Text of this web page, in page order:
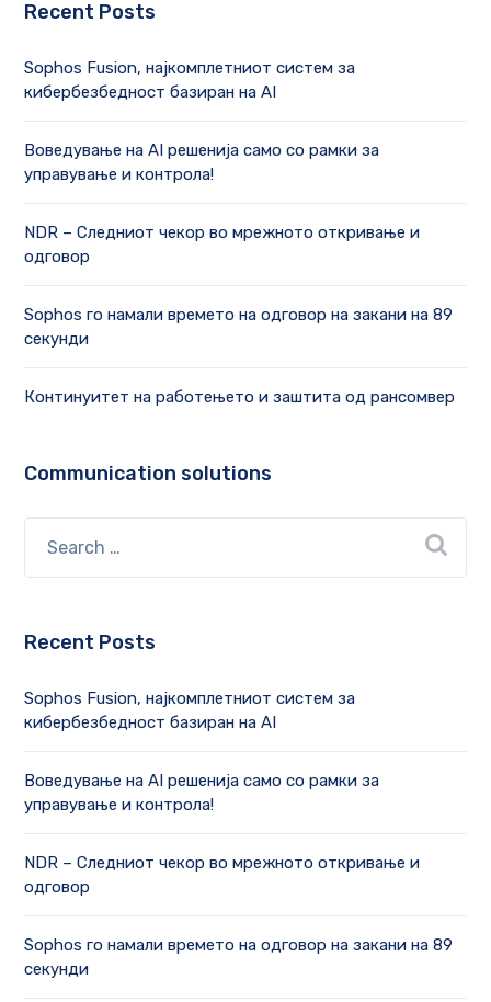
Recent Posts
Sophos Fusion, најкомплетниот систем за
кибербезбедност базиран на AI
Воведување на AI решенија само со рамки за
управување и контрола!
NDR – Следниот чекор во мрежното откривање и
одговор
Sophos го намали времето на одговор на закани на 89
секунди
Континуитет на работењето и заштита од рансомвер
Communication solutions
Recent Posts
Sophos Fusion, најкомплетниот систем за
кибербезбедност базиран на AI
Воведување на AI решенија само со рамки за
управување и контрола!
NDR – Следниот чекор во мрежното откривање и
одговор
Sophos го намали времето на одговор на закани на 89
секунди